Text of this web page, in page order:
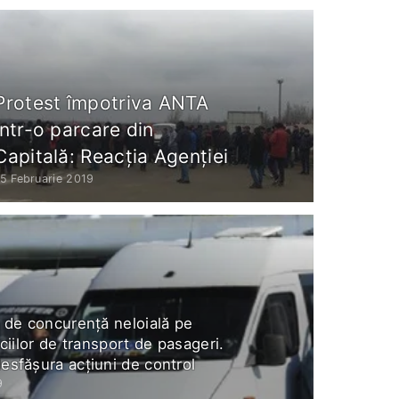
împotriva ANTA
o parcare din
Reacția Agenției
Februarie 2019
de concurență neloială pe
de transport de pasageri.
acțiuni de control